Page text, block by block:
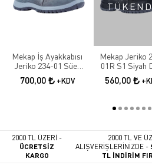
Mekap İş Ayakkabısı
Jeriko 234-01 Süet
S1 Çelik Burun
700,00 +KDV
Mekap Jeriko
01R S1 Siyah
Çelik Burunlu
Sandalet
560,00
2000 TL ÜZERİ -
ÜCRETSİZ
KARGO
2000 TL VE
ALIŞVERİŞLERİNİZDE -
TL İNDİRİM